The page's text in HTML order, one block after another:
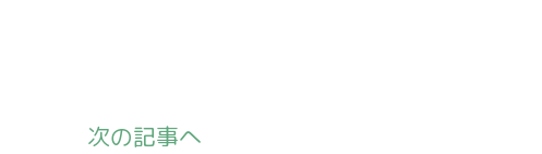
次の記事へ